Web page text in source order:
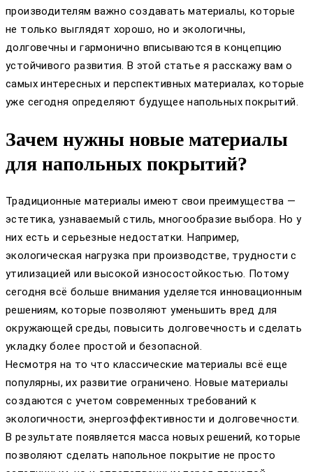
производителям важно создавать материалы, которые
не только выглядят хорошо, но и экологичны,
долговечны и гармонично вписываются в концепцию
устойчивого развития. В этой статье я расскажу вам о
самых интересных и перспективных материалах, которые
уже сегодня определяют будущее напольных покрытий.
Зачем нужны новые материалы
для напольных покрытий?
Традиционные материалы имеют свои преимущества —
эстетика, узнаваемый стиль, многообразие выбора. Но у
них есть и серьезные недостатки. Например,
экологическая нагрузка при производстве, трудности с
утилизацией или высокой износостойкостью. Потому
сегодня всё больше внимания уделяется инновационным
решениям, которые позволяют уменьшить вред для
окружающей среды, повысить долговечность и сделать
укладку более простой и безопасной.
Несмотря на то что классические материалы всё еще
популярны, их развитие ограничено. Новые материалы
создаются с учетом современных требований к
экологичности, энергоэффективности и долговечности.
В результате появляется масса новых решений, которые
позволяют сделать напольное покрытие не просто